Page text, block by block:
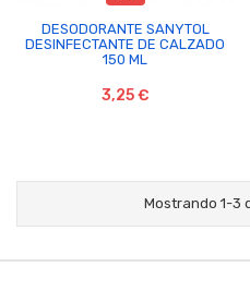
DESODORANTE SANYTOL
DESINFECTANTE DE CALZADO
150 ML
3,25 €
Mostrando 1-3